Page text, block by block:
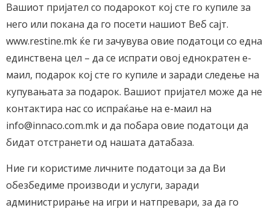
Вашиот пријател со подарокот кој сте го купиле за
него или покана да го посети нашиот Веб сајт.
www.restine.mk ќе ги зачувува овие податоци со една
единствена цел – да се испрати овој еднократен е-
маил, подарок кој сте го купиле и заради следење на
купувањата за подарок. Вашиот пријател може да не
контактира нас со испраќање на е-маил на
info@innaco.com.mk и да побара овие податоци да
бидат отстранети од нашата датабаза.
Ние ги користиме личните податоци за да Ви
обезбедиме производи и услуги, заради
администрирање на игри и натпревари, за да го